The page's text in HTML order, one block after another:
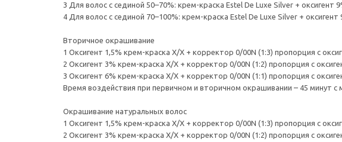
3 Для волос с сединой 50–70%: крем-краска Estel De Luxe Silver + оксигент
4 Для волос с сединой 70–100%: крем-краска Estel De Luxe Silver + оксигент
Вторичное окрашивание
1 Оксигент 1,5% крем-краска Х/Х + корректор 0/00N (1:3) пропорция с
2 Оксигент 3% крем-краска Х/Х + корректор 0/00N (1:2) пропорция с
3 Оксигент 6% крем-краска Х/Х + корректор 0/00N (1:1) пропорция с
Время воздействия при первичном и вторичном окрашивании – 45 минут
Окрашивание натуральных волос
1 Оксигент 1,5% крем-краска Х/Х + корректор 0/00N (1:3) пропорция с
2 Оксигент 3% крем-краска Х/Х + корректор 0/00N (1:2) пропорция с